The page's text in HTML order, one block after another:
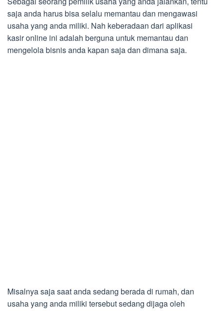
saja anda harus bisa selalu memantau dan mengawasi
usaha yang anda miliki. Nah keberadaan dari aplikasi
kasir online ini adalah berguna untuk memantau dan
mengelola bisnis anda kapan saja dan dimana saja.
Misalnya saja saat anda sedang berada di rumah, dan
usaha yang anda miliki tersebut sedang dijaga oleh